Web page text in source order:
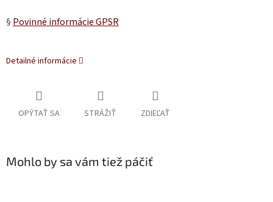
§ Povinné informácie GPSR
Detailné informácie
OPÝTAŤ SA STRÁŽIŤ ZDIEĽAŤ
Mohlo by sa vám tiež páčiť